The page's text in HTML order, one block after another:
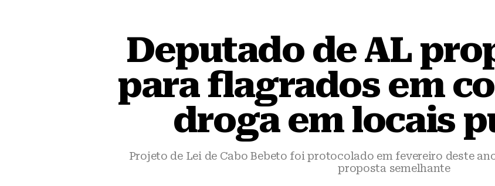
Deputado de AL
para flagrados em
droga em locais
Projeto de Lei de Cabo Bebeto foi protocolado em fevereiro deste
proposta semelhante